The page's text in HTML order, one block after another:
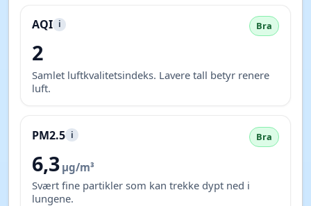
AQI i Bra
2
Samlet luftkvalitetsindeks. Lavere tall betyr renere
luft.
PM2.5 i Bra
6,3 µg/m³
Svært fine partikler som kan trekke dypt ned i
lungene.